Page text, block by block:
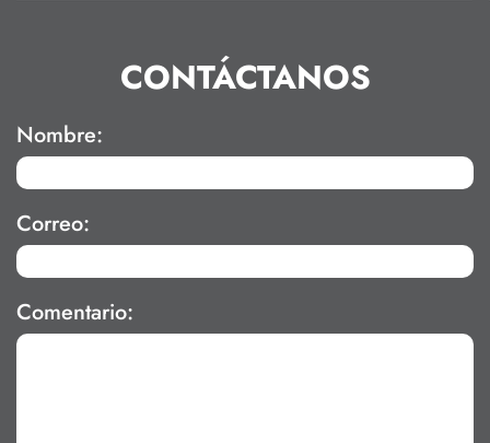
CONTÁCTANOS
Nombre:
Correo:
Comentario: